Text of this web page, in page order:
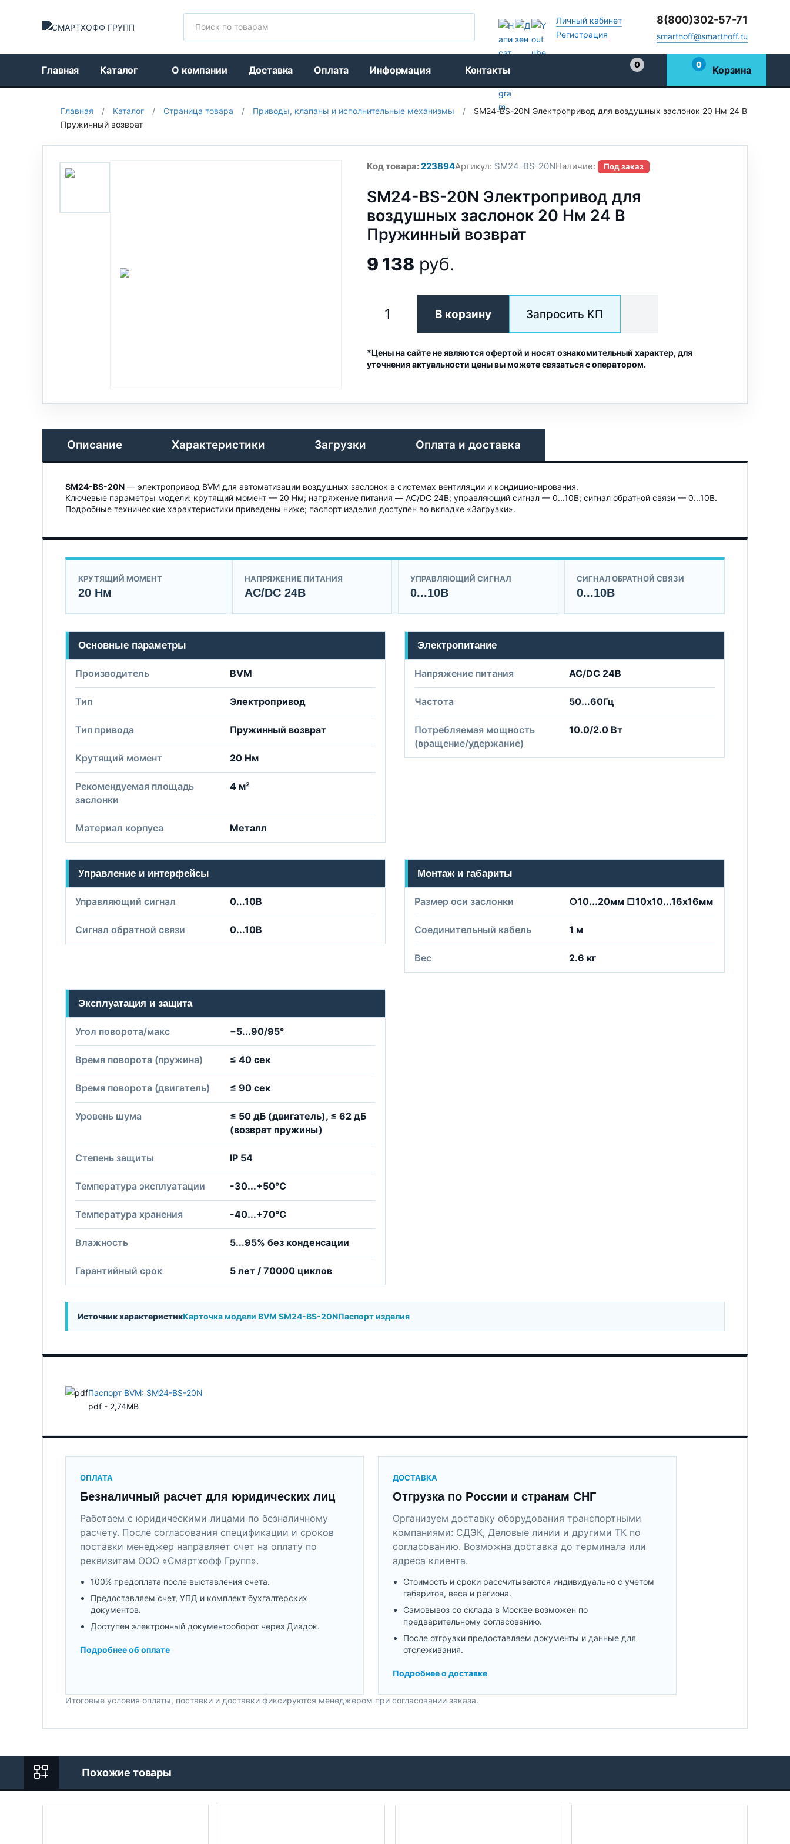
Личный кабинет
Регистрация
8(800)302-57-71
smarthoff@smarthoff.ru
Главная Каталог О компании Доставка Оплата Информация Контакты
0
0 Корзина
Главная / Каталог / Страница товара / Приводы, клапаны и исполнительные механизмы /
SM24-BS-20N Электропривод для воздушных заслонок 20 Нм 24 В
Пружинный возврат
Код товара:223894Артикул: SM24-BS-20NНаличие: Под заказ
SM24-BS-20N Электропривод для
воздушных заслонок 20 Нм 24 В
Пружинный возврат
9 138 руб.
В корзину Запросить КП
*Цены на сайте не являются офертой и носят ознакомительный характер, для
уточнения актуальности цены вы можете связаться с оператором.
Описание Характеристики Загрузки Оплата и доставка
SM24-BS-20N — электропривод BVM для автоматизации воздушных заслонок в системах вентиляции и кондиционирования.
Ключевые параметры модели: крутящий момент — 20 Нм; напряжение питания — AC/DC 24B; управляющий сигнал — 0...10В; сигнал обратной связи — 0...10В.
Подробные технические характеристики приведены ниже; паспорт изделия доступен во вкладке «Загрузки».
КРУТЯЩИЙ МОМЕНТ
20 Нм
НАПРЯЖЕНИЕ ПИТАНИЯ
AC/DC 24B
УПРАВЛЯЮЩИЙ СИГНАЛ
0...10В
СИГНАЛ ОБРАТНОЙ СВЯЗИ
0...10В
Основные параметры
Производитель BVM
Тип Электропривод
Тип привода Пружинный возврат
Крутящий момент 20 Нм
Рекомендуемая площадь
заслонки
4 м²
Материал корпуса Металл
Электропитание
Напряжение питания AC/DC 24B
Частота 50...60Гц
Потребляемая мощность
(вращение/удержание)
10.0/2.0 Вт
Управление и интерфейсы
Управляющий сигнал 0...10В
Сигнал обратной связи 0...10В
Монтаж и габариты
Размер оси заслонки ○10...20мм □10х10...16х16мм
Соединительный кабель 1 м
Вес 2.6 кг
Эксплуатация и защита
Угол поворота/макс −5...90/95°
Время поворота (пружина) ≤ 40 сек
Время поворота (двигатель) ≤ 90 сек
Уровень шума
≤ 50 дБ (двигатель), ≤ 62 дБ
(возврат пружины)
Степень защиты IP 54
Температура эксплуатации -30...+50°С
Температура хранения -40...+70°С
Влажность 5...95% без конденсации
Гарантийный срок 5 лет / 70000 циклов
Источник характеристикКарточка модели BVM SM24-BS-20NПаспорт изделия
Паспорт BVM: SM24-BS-20N
pdf - 2,74MB
ОПЛАТА
Безналичный расчет для юридических лиц
Работаем с юридическими лицами по безналичному
расчету. После согласования спецификации и сроков
поставки менеджер направляет счет на оплату по
реквизитам ООО «Смартхофф Групп».
100% предоплата после выставления счета.
Предоставляем счет, УПД и комплект бухгалтерских
документов.
Доступен электронный документооборот через Диадок.
Подробнее об оплате
ДОСТАВКА
Отгрузка по России и странам СНГ
Организуем доставку оборудования транспортными
компаниями: СДЭК, Деловые линии и другими ТК по
согласованию. Возможна доставка до терминала или
адреса клиента.
Стоимость и сроки рассчитываются индивидуально с учетом
габаритов, веса и региона.
Самовывоз со склада в Москве возможен по
предварительному согласованию.
После отгрузки предоставляем документы и данные для
отслеживания.
Подробнее о доставке
Итоговые условия оплаты, поставки и доставки фиксируются менеджером при согласовании заказа.
Похожие товары